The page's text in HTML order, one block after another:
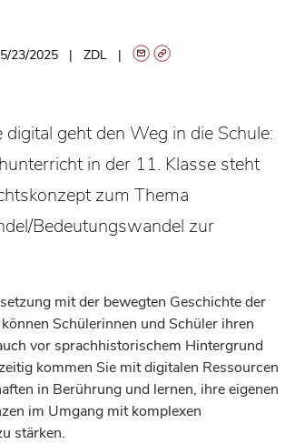
23/2025 ZDL
geht den Weg in die Schule:
in der 11. Klasse steht
zum Thema
Bedeutungswandel zur
mit der bewegten Geschichte der
können Schülerinnen und Schüler ihren
vor sprachhistorischem Hintergrund
kommen Sie mit digitalen Ressourcen
in Berührung und lernen, ihre eigenen
im Umgang mit komplexen
stärken.